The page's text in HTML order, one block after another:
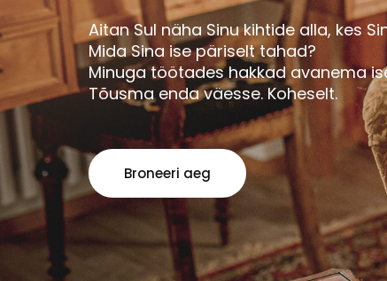
Aitan Sul näha Sinu kihtide alla, kes
Mida Sina ise päriselt tahad?
Minuga töötades hakkad avanema
Tõusma enda väesse. Koheselt.
Broneeri aeg